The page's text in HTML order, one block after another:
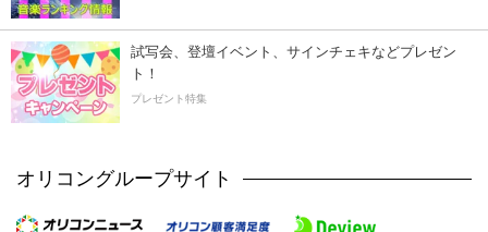
試写会、登壇イベント、サインチェキなどプレゼン
ト！
プレゼント特集
オリコングループサイト